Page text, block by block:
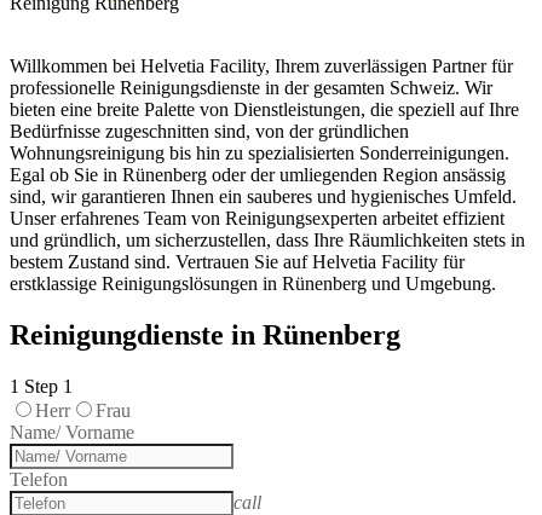
Willkommen bei Helvetia Facility, Ihrem zuverlässigen Partner für
professionelle Reinigungsdienste in der gesamten Schweiz. Wir
bieten eine breite Palette von Dienstleistungen, die speziell auf Ihre
Bedürfnisse zugeschnitten sind, von der gründlichen
Wohnungsreinigung bis hin zu spezialisierten Sonderreinigungen.
Egal ob Sie in Rünenberg oder der umliegenden Region ansässig
sind, wir garantieren Ihnen ein sauberes und hygienisches Umfeld.
Unser erfahrenes Team von Reinigungsexperten arbeitet effizient
und gründlich, um sicherzustellen, dass Ihre Räumlichkeiten stets in
bestem Zustand sind. Vertrauen Sie auf Helvetia Facility für
erstklassige Reinigungslösungen in Rünenberg und Umgebung.
Reinigungdienste in Rünenberg
1 Step 1
Herr
Frau
Name/ Vorname
Telefon
call